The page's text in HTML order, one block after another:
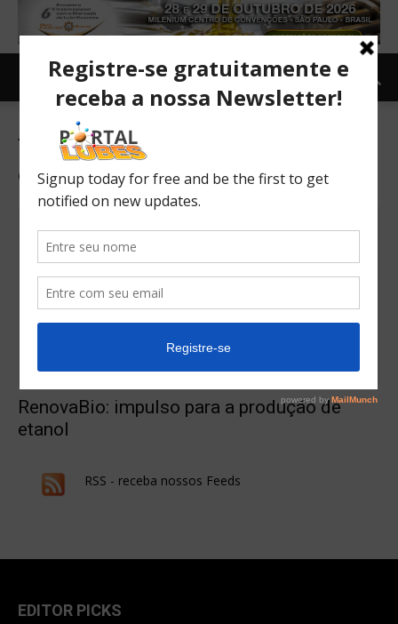
Tag: impulso para fabricação de
etanol
RenovaBio: impulso para a produção de
etanol
RSS - receba nossos Feeds
EDITOR PICKS